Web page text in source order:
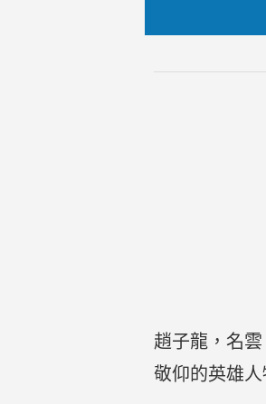
趙子龍，名
敬仰的英雄人